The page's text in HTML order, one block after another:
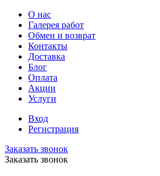
О нас
Галерея работ
Обмен и возврат
Контакты
Доставка
Блог
Оплата
Акции
Услуги
Вход
Регистрация
Заказать звонок
Заказать звонок